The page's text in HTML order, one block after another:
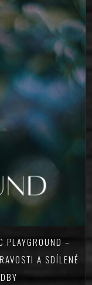
PLAYGROUND –
A SDÍLENÉ